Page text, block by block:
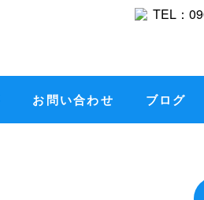
お問い合わせ ブログ